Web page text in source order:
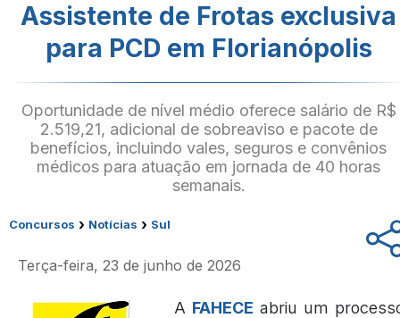
Assistente de Frotas exclusiva
para PCD em Florianópolis
Oportunidade de nível médio oferece salário de R$
2.519,21, adicional de sobreaviso e pacote de
benefícios, incluindo vales, seguros e convênios
médicos para atuação em jornada de 40 horas
semanais.
Concursos › Notícias › Sul
Terça-feira, 23 de junho de 2026
A FAHECE abriu um